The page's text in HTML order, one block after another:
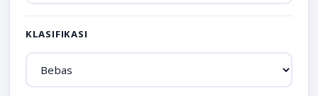
KLASIFIKASI